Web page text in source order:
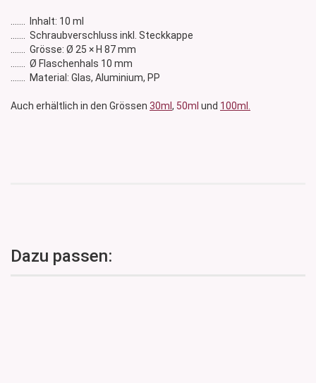
....... Inhalt: 10 ml
....... Schraubverschluss inkl. Steckkappe
....... Grösse: Ø 25 × H 87 mm
....... Ø Flaschenhals 10 mm
....... Material: Glas, Aluminium, PP
Auch erhältlich in den Grössen 30ml , 50ml und 100ml.
Dazu passen: